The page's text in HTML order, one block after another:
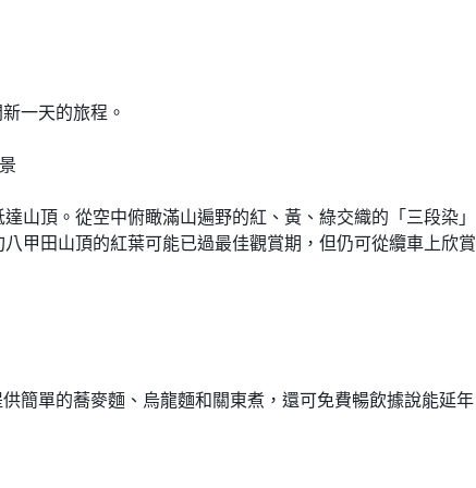
一天的旅程。
山頂。從空中俯瞰滿山遍野的紅、黃、綠交織的「三段染」
甲田山頂的紅葉可能已過最佳觀賞期，但仍可從纜車上欣賞
簡單的蕎麥麵、烏龍麵和關東煮，還可免費暢飲據說能延年